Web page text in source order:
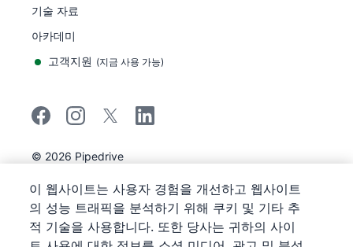
기술 자료
아카데미
고객지원 (지금 사용 가능)
© 2026 Pipedrive
Pipedrive
개인정보 보호 공지
사이트 맵
쿠키 정책 공지
이 웹사이트는 사용자 경험을 개선하고 웹사이트
의 성능 트래픽을 분석하기 위해 쿠키 및 기타 추
적 기술을 사용합니다. 또한 당사는 귀하의 사이